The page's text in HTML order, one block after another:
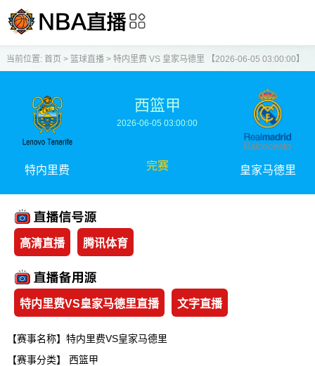
当前位置: 首页 > 篮球直播> 特内里费 VS 皇家马德里 【2026-06-05 03:00:00】
特内里费
西篮甲
2026-06-05 03:00:00
完赛 皇家马德里
高清直播 腾讯体育
特内里费VS皇家马德里直播 文字直播
【赛事名称】特内里费VS皇家马德里
【赛事分类】 西篮甲